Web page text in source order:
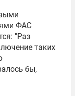
ФАС
"Раз
таких
бы,